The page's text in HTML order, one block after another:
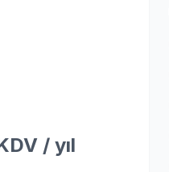
/ yıl